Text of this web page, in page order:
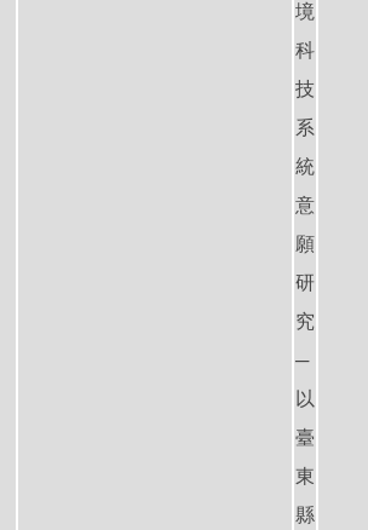
境
科
技
系
統
意
願
研
究
─
以
臺
東
縣